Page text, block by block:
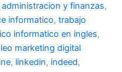
y finanzas,
informatico, trabajo
informatico en ingles,
marketing digital
, linkedin, indeed,